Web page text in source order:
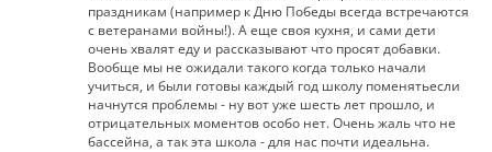
праздникам (например к Дню Победы всегда встречаются
с ветеранами войны!). А еще своя кухня, и сами дети
очень хвалят еду и рассказывают что просят добавки.
Вообще мы не ожидали такого когда только начали
учиться, и были готовы каждый год школу поменятьесли
начнутся проблемы - ну вот уже шесть лет прошло, и
отрицательных моментов особо нет. Очень жаль что не
бассейна, а так эта школа - для нас почти идеальна.